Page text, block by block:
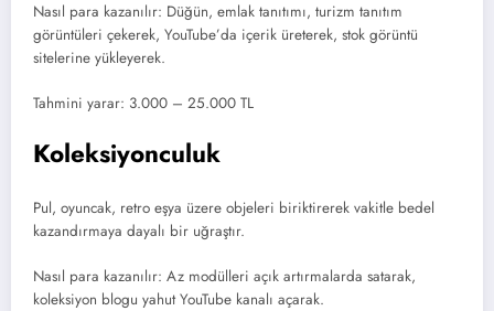
Nasıl para kazanılır: Düğün, emlak tanıtımı, turizm tanıtım
görüntüleri çekerek, YouTube’da içerik üreterek, stok görüntü
sitelerine yükleyerek.
Tahmini yarar: 3.000 – 25.000 TL
Koleksiyonculuk
Pul, oyuncak, retro eşya üzere objeleri biriktirerek vakitle bedel
kazandırmaya dayalı bir uğraştır.
Nasıl para kazanılır: Az modülleri açık artırmalarda satarak,
koleksiyon blogu yahut YouTube kanalı açarak.